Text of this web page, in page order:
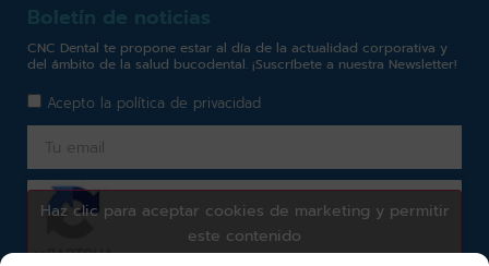
Boletín de noticias
CNC Dental te propone estar al día de la actualidad corporativa y
del ámbito de la salud bucodental. ¡Suscríbete a nuestra Newsletter!
Acepto la política de privacidad
Haz clic para aceptar cookies de marketing y permitir
este contenido